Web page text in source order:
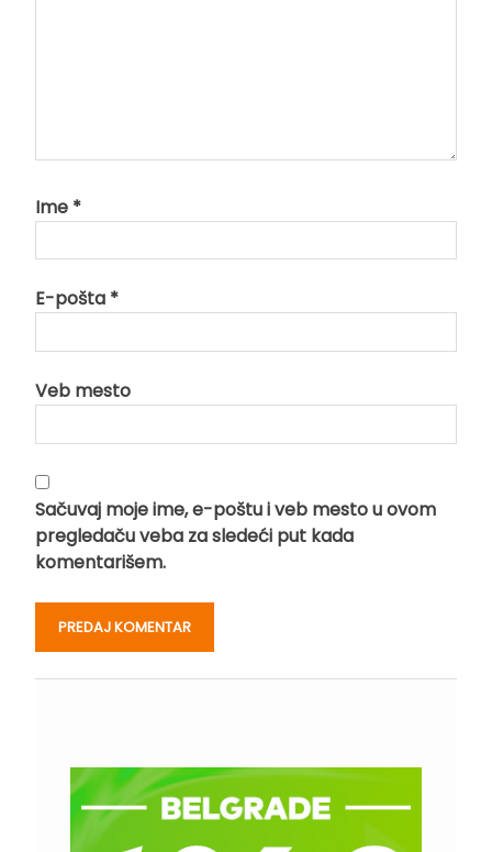
Ime *
E-pošta *
Veb mesto
Sačuvaj moje ime, e-poštu i veb mesto u ovom
pregledaču veba za sledeći put kada
komentarišem.